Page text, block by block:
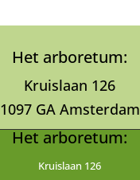
Het arboretum:
Kruislaan 126
1097 GA Amsterdam
Het arboretum:
Kruislaan 126